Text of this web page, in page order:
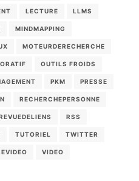
LECTURE LLMS
MINDMAPPING
MOTEURDERECHERCHE
OUTILS FROIDS
PKM PRESSE
RECHERCHEPERSONNE
RSS
TUTORIEL TWITTER
VIDEO